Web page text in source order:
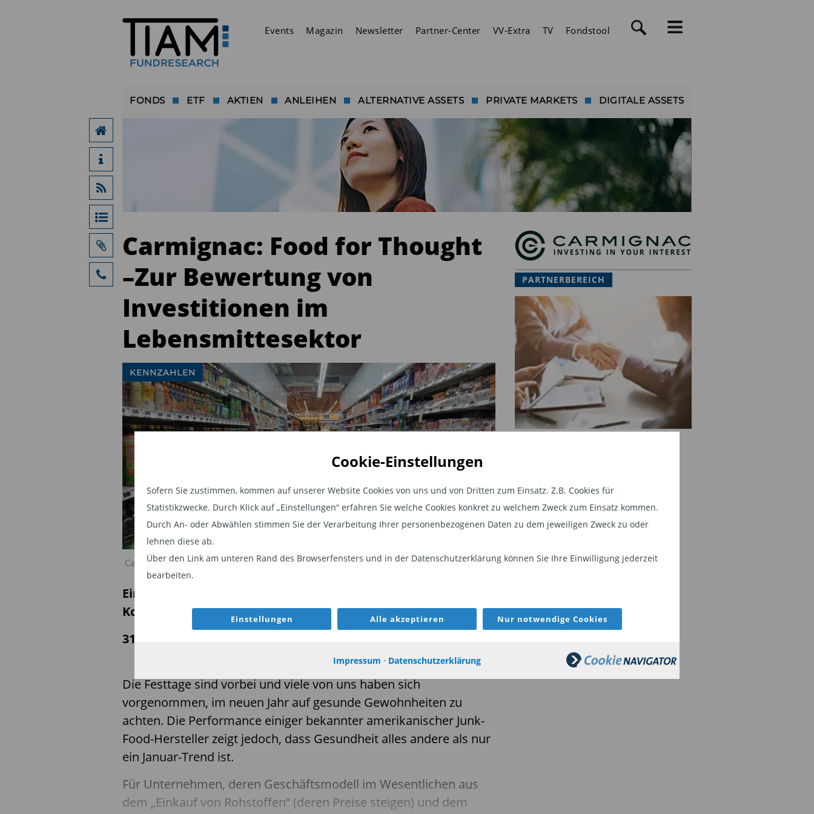
Cookie-Einstellungen
Sofern Sie zustimmen, kommen auf unserer Website Cookies von uns und von Dritten zum Einsatz. Z.B. Cookies für
Statistikzwecke. Durch Klick auf „Einstellungen“ erfahren Sie welche Cookies konkret zu welchem Zweck zum Einsatz kommen.
Durch An- oder Abwählen stimmen Sie der Verarbeitung Ihrer personenbezogenen Daten zu dem jeweiligen Zweck zu oder
lehnen diese ab.
Über den Link am unteren Rand des Browserfensters und in der Datenschutzerklärung können Sie Ihre Einwilligung jederzeit
bearbeiten.
Einstellungen Alle akzeptieren Nur notwendige Cookies
Impressum · Datenschutzerklärung
Events Magazin Newsletter Partner-Center VV-Extra TV Fondstool
FONDS ETF AKTIEN ANLEIHEN ALTERNATIVE ASSETS PRIVATE MARKETS DIGITALE ASSETS
Carmignac: Food for Thought
–Zur Bewertung von
Investitionen im
Lebensmittesektor
Carmignac: Food for Thought –Zur Bewertung von Investitionen im Lebensmittesektor
KENNZAHLEN
Ein Beitrag von Kevin Thozet, Mitglied des Investment-
Komitees bei Carmignac
31.01.2025 | 06:50 Uhr
Die Festtage sind vorbei und viele von uns haben sich
vorgenommen, im neuen Jahr auf gesunde Gewohnheiten zu
achten. Die Performance einiger bekannter amerikanischer Junk-
Food-Hersteller zeigt jedoch, dass Gesundheit alles andere als nur
ein Januar-Trend ist.
Für Unternehmen, deren Geschäftsmodell im Wesentlichen aus
dem „Einkauf von Rohstoffen“ (deren Preise steigen) und dem
PARTNERBEREICH